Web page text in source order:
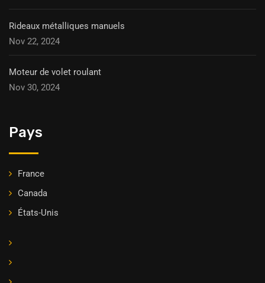
Rideaux métalliques manuels
Nov 22, 2024
Moteur de volet roulant
Nov 30, 2024
Pays
France
Canada
États-Unis